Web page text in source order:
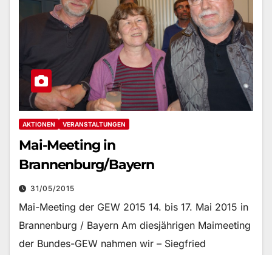
AKTIONEN VERANSTALTUNGEN
Mai-Meeting in
Brannenburg/Bayern
31/05/2015
Mai-Meeting der GEW 2015 14. bis 17. Mai 2015 in
Brannenburg / Bayern Am diesjährigen Maimeeting
der Bundes-GEW nahmen wir – Siegfried